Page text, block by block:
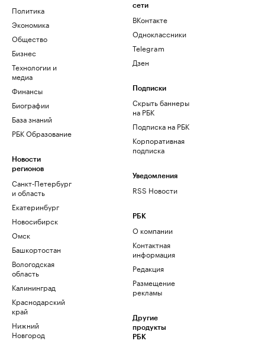
Политика
Экономика
Общество
Бизнес
Технологии и
медиа
Финансы
Биографии
База знаний
РБК Образование
Новости
регионов
Санкт-Петербург
и область
Екатеринбург
Новосибирск
Омск
Башкортостан
Вологодская
область
Калининград
Краснодарский
край
Нижний
Новгород
сети
ВКонтакте
Одноклассники
Telegram
Дзен
Подписки
Скрыть баннеры
на РБК
Подписка на РБК
Корпоративная
подписка
Уведомления
RSS Новости
РБК
О компании
Контактная
информация
Редакция
Размещение
рекламы
Другие
продукты
РБК